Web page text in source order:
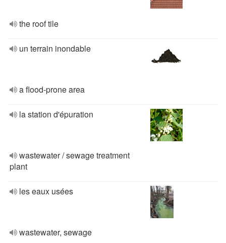
the roof tile
un terrain inondable
a flood-prone area
la station d'épuration
wastewater / sewage treatment
plant
les eaux usées
wastewater, sewage